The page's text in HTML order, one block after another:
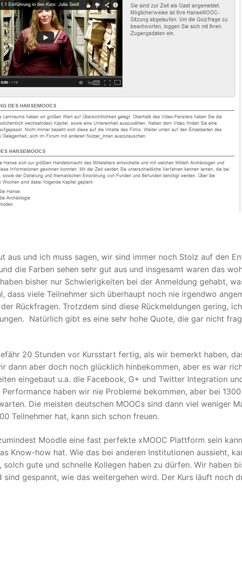
aus und ich muss sagen, wir sind immer noch Stolz auf den
die Farben sehen sehr gut aus und insgesamt waren das
bisher nur Schwierigkeiten bei der Anmeldung gehabt,
dass viele Teilnehmer sich überhaupt noch nie irgendwo
Rückfragen. Trotzdem sind diese Rückmeldungen gering,
Natürlich gibt es eine sehr hohe Quote, die gar nicht
20 Stunden vor Kursstart fertig, als wir bemerkt haben,
dann aber doch noch glücklich hinbekommen, aber es war
eingebaut u.a. die Facebook, G+ und Twitter Integration
haben wir nie Probleme bekommen, aber bei 1300
Die meisten deutschen MOOCs sind dann viel weniger
Teilnehmer hat, kann sich schon freuen.
Moodle eine fast perfekte xMOOC Plattform sein
Know-how hat. Wie das bei anderen Institutionen aussieht,
gute und schnelle Kollegen haben zu dürfen. Wir haben
gespannt, wie das weitergehen wird. Der Kurs läuft noch